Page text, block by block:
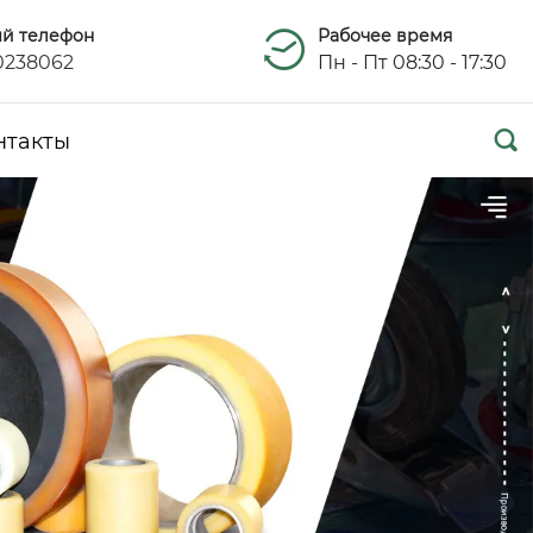
телефон Рабочее время
Пн - Пт 08:30 - 17:30
